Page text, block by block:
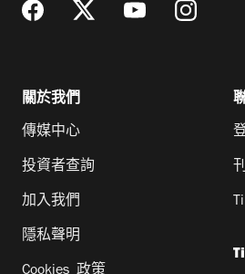
關於我們
傳媒中心
投資者查詢
加入我們
隱私聲明